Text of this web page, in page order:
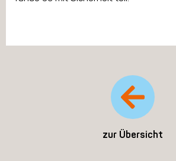
zur Übersicht